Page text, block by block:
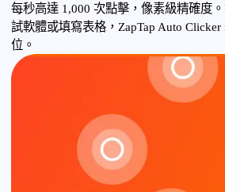
每秒高達 1,000 次點擊，像素級精確度
試軟體或填寫表格，ZapTap Auto Clicker
位。